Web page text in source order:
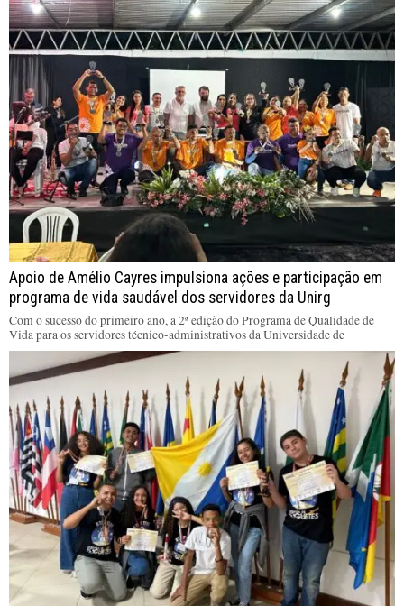
Apoio de Amélio Cayres impulsiona ações e participação em
programa de vida saudável dos servidores da Unirg
Com o sucesso do primeiro ano, a 2ª edição do Programa de Qualidade de
Vida para os servidores técnico-administrativos da Universidade de